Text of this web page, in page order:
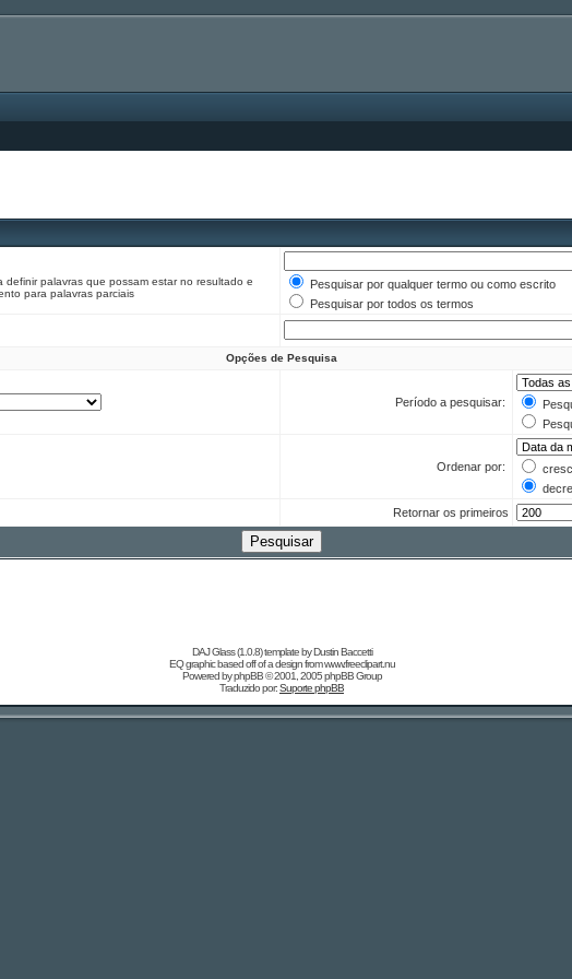
definir palavras que possam estar no resultado e
para palavras parciais
Pesquisar por qualquer termo ou como escrito
Pesquisar por todos os termos
Opções de Pesquisa
Período a pesquisar:
Ordenar por:
Retornar os primeiros
DAJ Glass (1.0.8) template byDustin Baccetti
EQ graphic based off of a design fromwww.freeclipart.nu
Powered byphpBB© 2001, 2005 phpBB Group
Traduzido por:Suporte phpBB